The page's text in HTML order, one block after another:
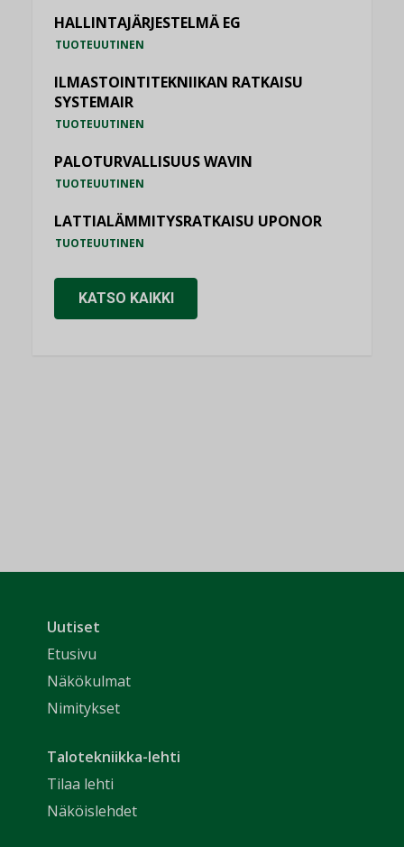
HALLINTAJÄRJESTELMÄ EG
TUOTEUUTINEN
ILMASTOINTITEKNIIKAN RATKAISU
SYSTEMAIR
TUOTEUUTINEN
PALOTURVALLISUUS WAVIN
TUOTEUUTINEN
LATTIALÄMMITYSRATKAISU UPONOR
TUOTEUUTINEN
KATSO KAIKKI
Uutiset
Etusivu
Näkökulmat
Nimitykset
Talotekniikka-lehti
Tilaa lehti
Näköislehdet